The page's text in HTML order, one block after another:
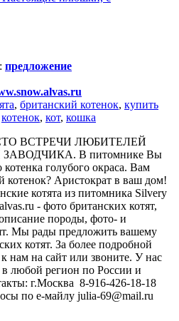
: предложение
, британский котенок, купить
котенок, кот, кошка
ВСТРЕЧИ ЛЮБИТЕЛЕЙ
В питомнике Вы
голубого окраса. Вам
котенок? Аристократ в ваш дом!
котята из питомника Silvery
- фото британских котят,
породы, фото- и
Мы рады предложить вашему
котят. За более подробной
нам на сайт или звоните. У нас
в любой регион по России и
г.Москва 8-916-426-18-18
по е-майлу julia-69@mail.ru